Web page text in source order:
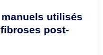
utilisés
post-